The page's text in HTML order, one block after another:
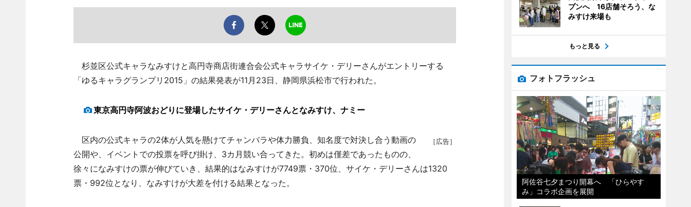
杉並区公式キャラなみすけと高円寺商店街連合会公式キャラサイケ・デリーさんがエントリーする
「ゆるキャラグランプリ2015」の結果発表が11月23日、静岡県浜松市で行われた。
東京高円寺阿波おどりに登場したサイケ・デリーさんとなみすけ、ナミー
［広告］
区内の公式キャラの2体が人気を懸けてチャンバラや体力勝負、知名度で対決し合う動画の
公開や、イベントでの投票を呼び掛け、3カ月競い合ってきた。初めは僅差であったものの、
徐々になみすけの票が伸びていき、結果的はなみすけが7749票・370位、サイケ・デリーさんは1320
票・992位となり、なみすけが大差を付ける結果となった。
プンへ 16店舗そろう、な
みすけ来場も
もっと見る
フォトフラッシュ
阿佐谷七夕まつり開幕へ 「ひらやす
み」コラボ企画を展開